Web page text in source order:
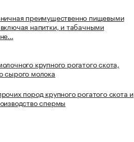
преимущественно пищевыми
напитки, и табачными
крупного рогатого скота,
сырого молока
пород крупного рогатого скота и
спермы